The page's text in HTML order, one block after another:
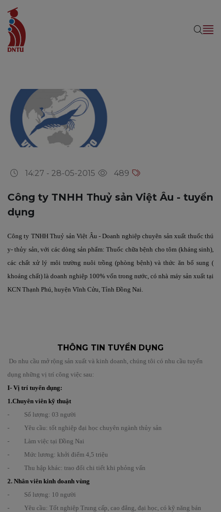
14:27 - 28-05-2015 489
Công ty TNHH Thuỷ sản Việt Âu - tuyển
dụng
Công ty TNHH Thuỷ sản Việt Âu - Doanh nghiệp chuyên sản xuất thuốc thú
y- thủy sản, với các dòng sản phẩm: Thuốc chữa bệnh cho tôm (kháng sinh),
các chất xử lý môi trường nuôi trồng (phòng bệnh) và thức ăn bổ sung (
khoáng chất) là doanh nghiệp 100% vốn trong nước, có nhà máy sản xuất tại
KCN Thạnh Phú, huyện Vĩnh Cửu, Tỉnh Đồng Nai.
THÔNG TIN TUYỂN DỤNG
Do nhu cầu mở rộng sản xuất và kinh doanh, chúng tôi có nhu cầu tuyển
dụng những vị trí công việc sau:
I- Vị trí tuyển dụng:
1.Chuyên viên kỹ thuật
- Số lượng: 03 người
- Yêu cầu: tốt nghiệp đại học chuyên ngành thủy sản
- Làm việc tại Đồng Nai
- Mức lương: khởi điểm 4,5 triệu
- Thu hập khác: trao đổi chi tiết khi phỏng vấn
2. Nhân viên kinh doanh vùng
- Số lượng: 10 người
- Yêu cầu: Tốt nghiệp Trung cấp, cao đẳng, đại học, có kỹ năng bán